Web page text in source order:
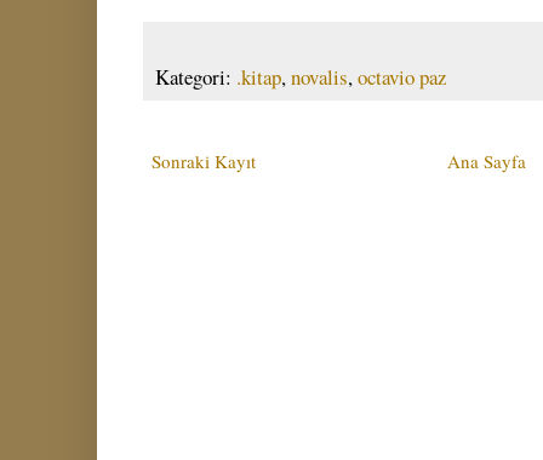
Kategori: .kitap,novalis,octavio paz
Sonraki Kayıt Ana Sayfa